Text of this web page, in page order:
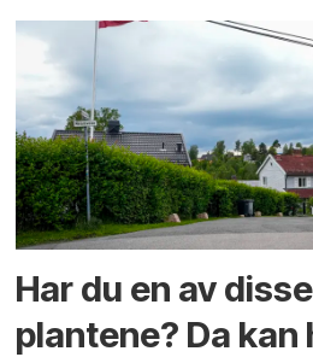
Har du en av
plantene? Da kan